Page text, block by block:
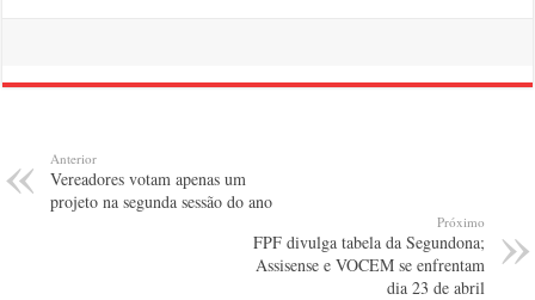
Anterior
Vereadores votam apenas um
projeto na segunda sessão do ano
Próximo
FPF divulga tabela da Segundona;
Assisense e VOCEM se enfrentam
dia 23 de abril